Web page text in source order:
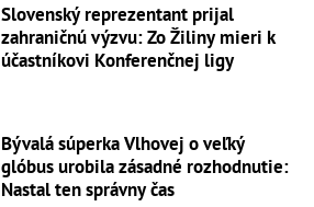
Slovenský reprezentant prijal
zahraničnú výzvu: Zo Žiliny mieri k
účastníkovi Konferenčnej ligy
Bývalá súperka Vlhovej o veľký
glóbus urobila zásadné rozhodnutie:
Nastal ten správny čas